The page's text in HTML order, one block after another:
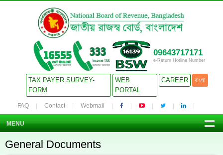
09643717171
e-Return Hotline Number
TAX PAYER SURVEY-
FORM
WEB
PORTAL
CAREER বাংলা
FAQ Contact Webmail
MENU
General Documents